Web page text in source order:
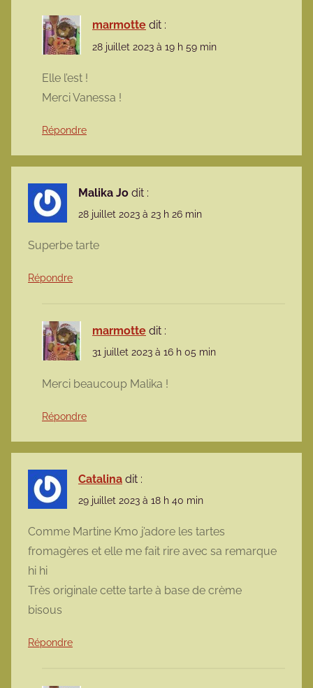
marmotte dit :
28 juillet 2023 à 19 h 59 min
Elle l’est !
Merci Vanessa !
Répondre
Malika Jo dit :
28 juillet 2023 à 23 h 26 min
Superbe tarte
Répondre
marmotte dit :
31 juillet 2023 à 16 h 05 min
Merci beaucoup Malika !
Répondre
Catalina dit :
29 juillet 2023 à 18 h 40 min
Comme Martine Km0 j’adore les tartes
fromagères et elle me fait rire avec sa remarque
hi hi
Très originale cette tarte à base de crème
bisous
Répondre